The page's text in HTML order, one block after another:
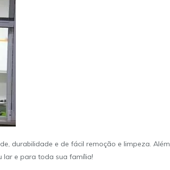
durabilidade e de fácil remoção e limpeza. Além
lar e para toda sua família!